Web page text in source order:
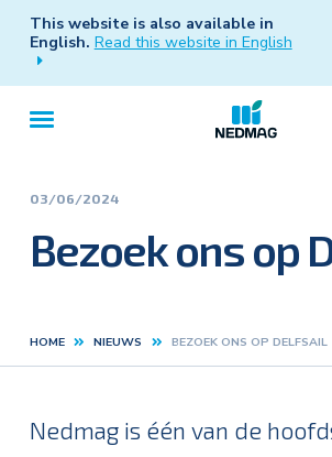
This website is also available in
English. Read this website in English
03/06/2024
Bezoek ons op
Kruimelpad
HOME NIEUWS BEZOEK ONS OP DELFSAIL
Nedmag is één van de